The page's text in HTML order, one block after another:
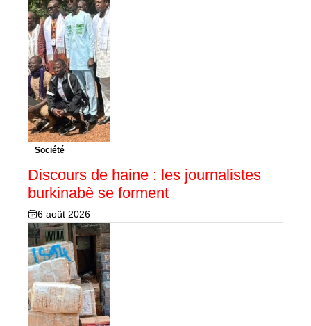
Société
Discours de haine : les journalistes
burkinabè se forment
6 août 2026